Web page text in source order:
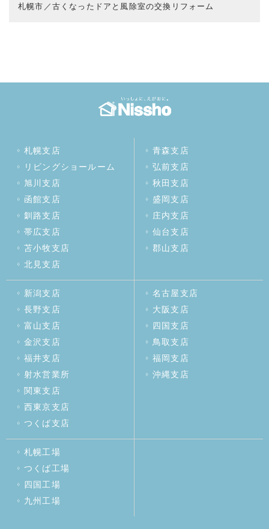
札幌市／古くなったドアと風除室の交換リフォーム
札幌支店
リビングショールーム
旭川支店
函館支店
釧路支店
帯広支店
苫小牧支店
北見支店
青森支店
弘前支店
秋田支店
盛岡支店
庄内支店
仙台支店
郡山支店
新潟支店
長野支店
富山支店
金沢支店
福井支店
射水営業所
関東支店
西東京支店
つくば支店
名古屋支店
大阪支店
四国支店
鳥取支店
福岡支店
沖縄支店
札幌工場
つくば工場
四国工場
九州工場